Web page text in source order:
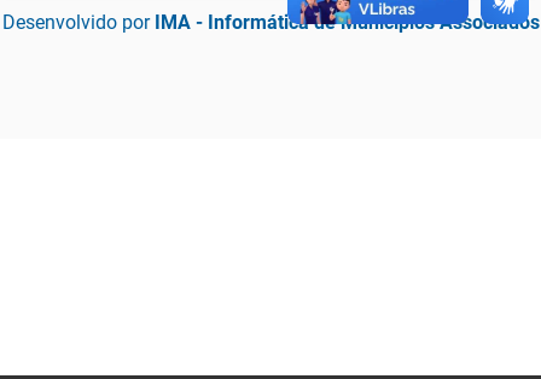
Desenvolvido por IMA - Informática de Municípios Associados